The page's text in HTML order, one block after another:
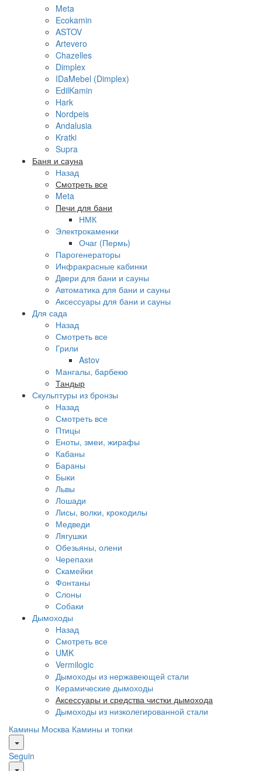
Meta
Ecokamin
ASTOV
Artevero
Chazelles
Dimplex
IDaMebel (Dimplex)
EdilKamin
Hark
Nordpeis
Andalusia
Kratki
Supra
Баня и сауна
Назад
Смотреть все
Meta
Печи для бани
НМК
Электрокаменки
Очаг (Пермь)
Парогенераторы
Инфракрасные кабинки
Двери для бани и сауны
Автоматика для бани и сауны
Аксессуары для бани и сауны
Для сада
Назад
Смотреть все
Грили
Astov
Мангалы, барбекю
Тандыр
Скульптуры из бронзы
Назад
Смотреть все
Птицы
Еноты, змеи, жирафы
Кабаны
Бараны
Быки
Львы
Лошади
Лисы, волки, крокодилы
Медведи
Лягушки
Обезьяны, олени
Черепахи
Скамейки
Фонтаны
Слоны
Собаки
Дымоходы
Назад
Смотреть все
UMK
Vermilogic
Дымоходы из нержавеющей стали
Керамические дымоходы
Аксессуары и средства чистки дымохода
Дымоходы из низколегированной стали
Камины Москва Камины и топки
Seguin